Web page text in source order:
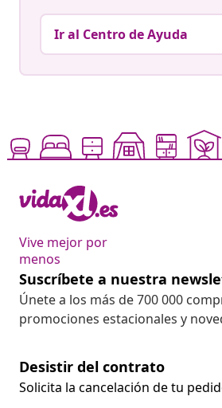
Ir al Centro de Ayuda
Vive mejor por
menos
Suscríbete a nuestra
Únete a los más de 700 000
promociones estacionales y
Desistir del contrato
Solicita la cancelación de tu